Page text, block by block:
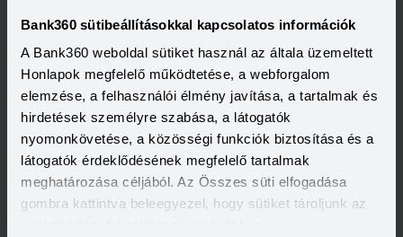
Bank360 sütibeállításokkal kapcsolatos információk
A Bank360 weboldal sütiket használ az általa üzemeltett
Honlapok megfelelő működtetése, a webforgalom
elemzése, a felhasználói élmény javítása, a tartalmak és
hirdetések személyre szabása, a látogatók
nyomonkövetése, a közösségi funkciók biztosítása és a
látogatók érdeklődésének megfelelő tartalmak
meghatározása céljából. Az Összes süti elfogadása
gombra kattintva beleegyezel, hogy sütiket tároljunk az